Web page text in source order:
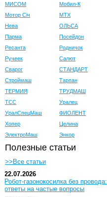
МИСОМ
Мобил-К
Мотор Сiч
МТХ
Нева
ОЛЬСА
Парма
Посейдон
Ресанта
Родничок
Ручеек
Салют
Сварог
СТАНДАРТ
Строймаш
Тарпан
ТЕРМИЯ
ТРУДМАШ
ТСС
Уралец
УралСпецМаш
ФИОЛЕНТ
Хопер
Целина
ЭлектроМаш
Энкор
Полезные статьи
>>Все статьи
22.07.2026
Робот-газонокосилка без провода:
ответы на частые вопросы